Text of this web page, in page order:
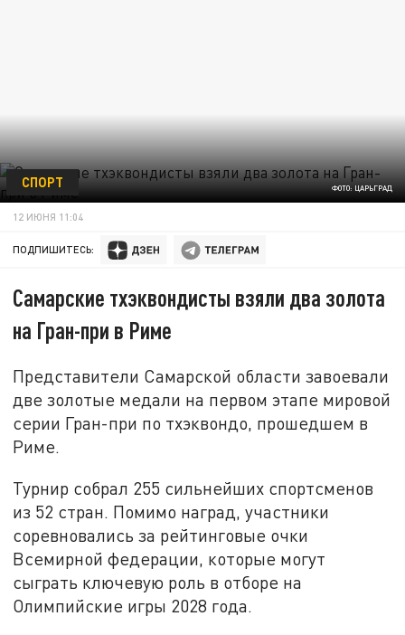
ФОТО: ЦАРЬГРАД
СПОРТ
12 ИЮНЯ 11:04
ПОДПИШИТЕСЬ:
Самарские тхэквондисты взяли два золота
на Гран-при в Риме
Представители Самарской области завоевали
две золотые медали на первом этапе мировой
серии Гран-при по тхэквондо, прошедшем в
Риме.
Турнир собрал 255 сильнейших спортсменов
из 52 стран. Помимо наград, участники
соревновались за рейтинговые очки
Всемирной федерации, которые могут
сыграть ключевую роль в отборе на
Олимпийские игры 2028 года.